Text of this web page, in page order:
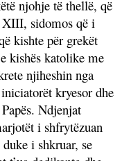
njohje të thellë, që
sidomos që i
kishte për grekët
kishës katolike me
njiheshin nga
kryesor dhe
Ndjenjat
i shfrytëzuan
i shkruar, se